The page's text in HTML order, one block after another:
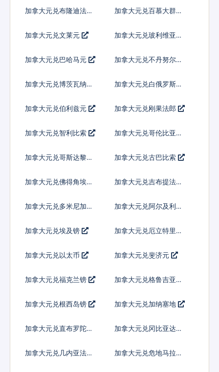
加拿大元兑布隆迪法郎
加拿大元兑百慕大群岛
加拿大元兑文莱元 加拿大元兑玻利维亚诺
加拿大元兑巴哈马元
加拿大元兑不丹努尔特
加拿大元兑博茨瓦纳普
加拿大元兑白俄罗斯卢
加拿大元兑伯利兹元 加拿大元兑刚果法郎
加拿大元兑智利比索
加拿大元兑哥伦比亚比
加拿大元兑哥斯达黎加
加拿大元兑古巴比索
加拿大元兑佛得角埃斯
加拿大元兑吉布提法郎
加拿大元兑多米尼加比
加拿大元兑阿尔及利亚
加拿大元兑埃及镑
加拿大元兑厄立特里亚
加拿大元兑以太币 加拿大元兑斐济元
加拿大元兑福克兰镑
加拿大元兑格鲁吉亚拉
加拿大元兑根西岛镑 加拿大元兑加纳塞地
加拿大元兑直布罗陀镑
加拿大元兑冈比亚达拉
加拿大元兑几内亚法郎
加拿大元兑危地马拉格